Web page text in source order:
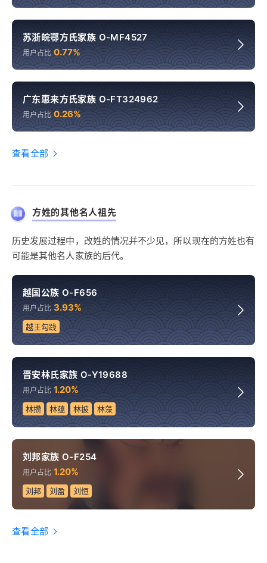
苏浙皖鄂方氏家族 O-MF4527
用户占比 0.77%
广东惠来方氏家族 O-FT324962
用户占比 0.26%
查看全部
方姓的其他名人祖先
历史发展过程中，改姓的情况并不少见，所以现在的方姓也有
可能是其他名人家族的后代。
越国公族 O-F656
用户占比 3.93%
越王勾践
晋安林氏家族 O-Y19688
用户占比 1.20%
林攒 林蕴 林披 林藻
刘邦家族 O-F254
用户占比 1.20%
刘邦 刘盈 刘恒
查看全部